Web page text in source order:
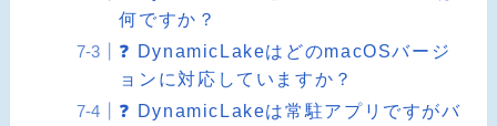
何ですか？
❓ DynamicLakeはどのmacOSバージ
ョンに対応していますか？
❓ DynamicLakeは常駐アプリですがバ